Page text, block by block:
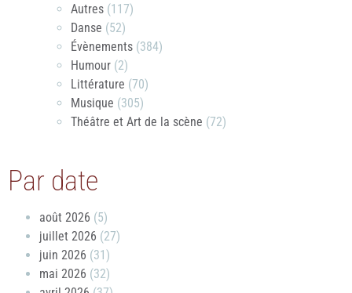
Autres (117)
Danse (52)
Évènements (384)
Humour (2)
Littérature (70)
Musique (305)
Théâtre et Art de la scène (72)
Par date
août 2026 (5)
juillet 2026 (27)
juin 2026 (31)
mai 2026 (32)